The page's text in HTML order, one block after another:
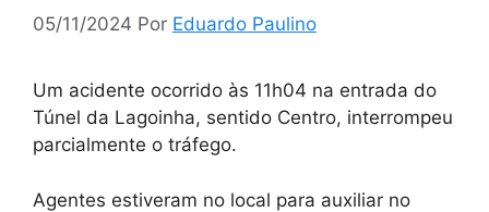
05/11/2024 Por Eduardo Paulino
Um acidente ocorrido às 11h04 na entrada do
Túnel da Lagoinha, sentido Centro, interrompeu
parcialmente o tráfego.
Agentes estiveram no local para auxiliar no